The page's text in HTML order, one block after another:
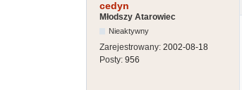
cedyn
Młodszy Atarowiec
Nieaktywny
Zarejestrowany: 2002-08-18
Posty: 956